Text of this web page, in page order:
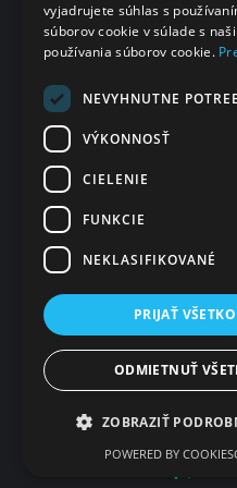
E-mail (reklama):
reklama@ecasenka.sk
Pondelok – Piatok 7:30 –
Find us on:
page
new
window
page
new
window
new
window
vyjadrujete súhlas s
súborov cookie v súlade s
používania súborov cookie.
NEVYHNUTNE
VÝKONNOSŤ
CIELENIE
FUNKCIE
NEKLASIFIKOVANÉ
PRIJAŤ VŠETKO
ODMIETNUŤ
ZOBRAZIŤ
POWERED BY